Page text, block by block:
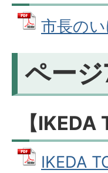
市長の
ペー
【IKEDA
IKEDA